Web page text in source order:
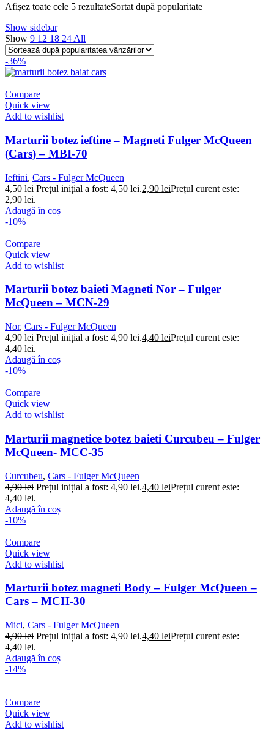
Afișez toate cele 5 rezultateSortat după popularitate
Show sidebar
Show 9 12 18 24 All
-36%
Compare
Quick view
Add to wishlist
Marturii botez ieftine – Magneti Fulger McQueen
(Cars) – MBI-70
Ieftini, Cars - Fulger McQueen
4,50lei Prețul inițial a fost: 4,50 lei.2,90 leiPrețul curent este:
2,90 lei.
Adaugă în coș
-10%
Compare
Quick view
Add to wishlist
Marturii botez baieti Magneti Nor – Fulger
McQueen – MCN-29
Nor, Cars - Fulger McQueen
4,90lei Prețul inițial a fost: 4,90 lei.4,40 leiPrețul curent este:
4,40 lei.
Adaugă în coș
-10%
Compare
Quick view
Add to wishlist
Marturii magnetice botez baieti Curcubeu – Fulger
McQueen- MCC-35
Curcubeu, Cars - Fulger McQueen
4,90lei Prețul inițial a fost: 4,90 lei.4,40 leiPrețul curent este:
4,40 lei.
Adaugă în coș
-10%
Compare
Quick view
Add to wishlist
Marturii botez magneti Body – Fulger McQueen –
Cars – MCH-30
Mici, Cars - Fulger McQueen
4,90lei Prețul inițial a fost: 4,90 lei.4,40 leiPrețul curent este:
4,40 lei.
Adaugă în coș
-14%
Compare
Quick view
Add to wishlist